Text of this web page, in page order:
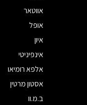
אווטאר
אופל
איון
אינפיניטי
אלפא רומיאו
אסטון מרטין
ב.מ.וו